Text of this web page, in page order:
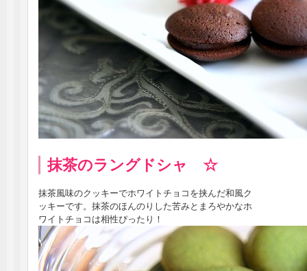
抹茶のラングドシャ ☆
抹茶風味のクッキーでホワイトチョコを挟んだ和風ク
ッキーです。抹茶のほんのりした苦みとまろやかなホ
ワイトチョコは相性ぴったり！